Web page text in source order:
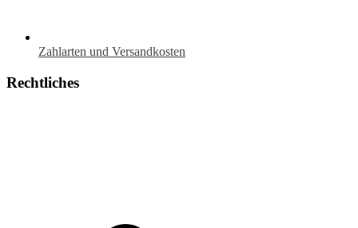
Zahlarten und Versandkosten
Rechtliches